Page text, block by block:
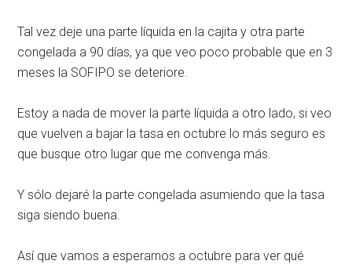
Tal vez deje una parte líquida en la cajita y otra parte
congelada a 90 días, ya que veo poco probable que en 3
meses la SOFIPO se deteriore.
Estoy a nada de mover la parte líquida a otro lado, si veo
que vuelven a bajar la tasa en octubre lo más seguro es
que busque otro lugar que me convenga más.
Y sólo dejaré la parte congelada asumiendo que la tasa
siga siendo buena.
Así que vamos a esperarnos a octubre para ver qué